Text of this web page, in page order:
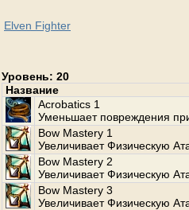
Elven Fighter
Уровень: 20
Название
Acrobatics 1
Уменьшает повреждения
Bow Mastery 1
Увеличивает Физическую
Bow Mastery 2
Увеличивает Физическую
Bow Mastery 3
Увеличивает Физическую